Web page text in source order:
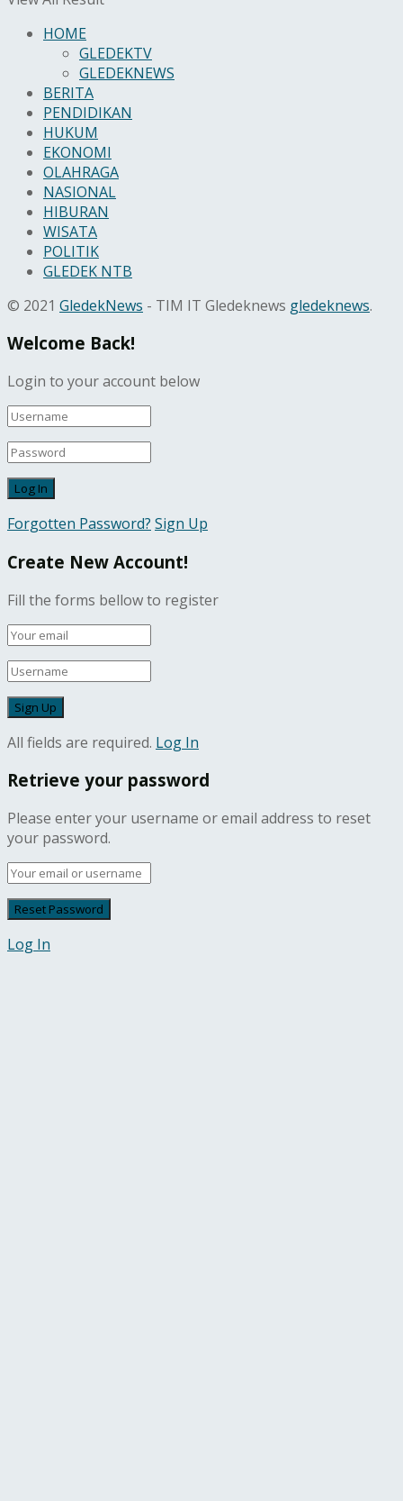
HOME
GLEDEKTV
GLEDEKNEWS
BERITA
PENDIDIKAN
HUKUM
EKONOMI
OLAHRAGA
NASIONAL
HIBURAN
WISATA
POLITIK
GLEDEK NTB
© 2021 GledekNews - TIM IT Gledeknews gledeknews.
Welcome Back!
Login to your account below
Forgotten Password? Sign Up
Create New Account!
Fill the forms bellow to register
All fields are required. Log In
Retrieve your password
Please enter your username or email address to reset
your password.
Log In